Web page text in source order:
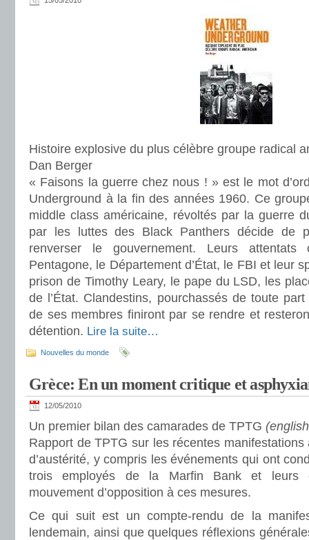
Histoire explosive du plus célèbre groupe radical
Dan Berger
« Faisons la guerre chez nous ! » est le mot
Underground à la fin des années 1960. Ce
middle class américaine, révoltés par la guerre
par les luttes des Black Panthers décide de
renverser le gouvernement. Leurs
Pentagone, le Département d’État, le FBI et leur
prison de Timothy Leary, le pape du LSD, les
de l’État. Clandestins, pourchassés de toute
de ses membres finiront par se rendre et
détention. Lire la suite…
Nouvelles du monde
Grèce: En un moment critique et
12/05/2010
Un premier bilan des camarades de TPTG
Rapport de TPTG sur les récentes
d’austérité, y compris les événements qui ont
trois employés de la Marfin Bank et leurs
mouvement d’opposition à ces mesures.
Ce qui suit est un compte-rendu de la
lendemain, ainsi que quelques réflexions